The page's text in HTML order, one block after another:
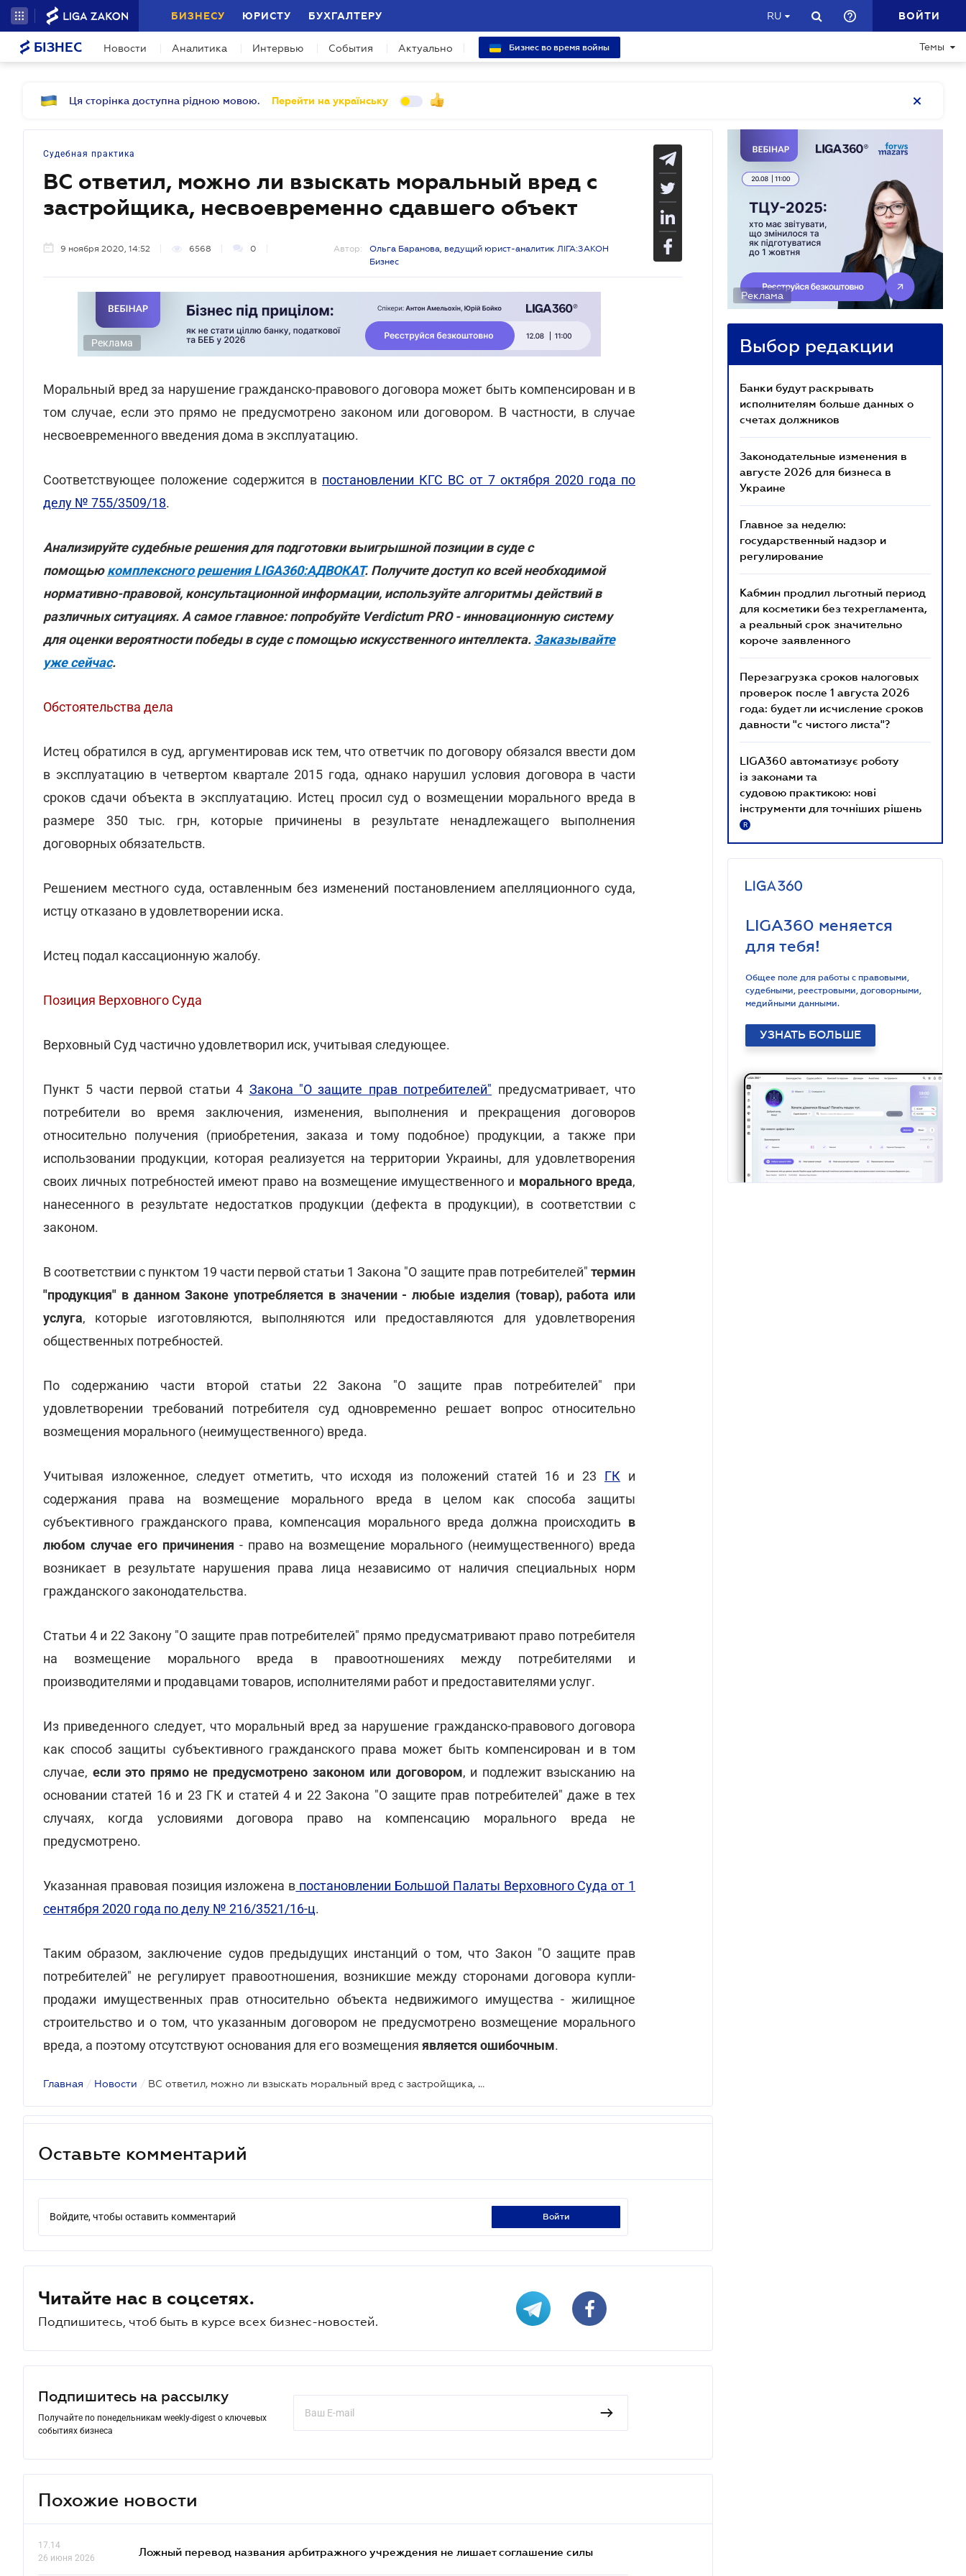
БИЗНЕСУ ЮРИСТУ БУХГАЛТЕРУ RU ВОЙТИ
БІЗНЕС Новости Аналитика Интервью События Актуально Бизнес во время войны Темы
Ця сторінка доступна рідною мовою. Перейти на українську
Судебная практика
ВС ответил, можно ли взыскать моральный вред с
застройщика, несвоевременно сдавшего объект
9 ноября 2020, 14:52 6568 0 Автор:
Ольга Баранова, ведущий юрист-аналитик ЛІГА:ЗАКОН
Бизнес
Реклама
Моральный вред за нарушение гражданско-правового договора может быть компенсирован и в
том случае, если это прямо не предусмотрено законом или договором. В частности, в случае
несвоевременного введения дома в эксплуатацию.
Соответствующее положение содержится в постановлении КГС ВС от 7 октября 2020 года по
делу № 755/3509/18.
Анализируйте судебные решения для подготовки выигрышной позиции в суде с
помощьюкомплексного решения LIGA360:АДВОКАТ. Получите доступ ко всей необходимой
нормативно-правовой, консультационной информации, используйте алгоритмы действий в
различных ситуациях. А самое главное: попробуйте Verdictum PRO - инновационную систему
для оценки вероятности победы в суде с помощью искусственного интеллекта. Заказывайте
уже сейчас.
Обстоятельства дела
Истец обратился в суд, аргументировав иск тем, что ответчик по договору обязался ввести дом
в эксплуатацию в четвертом квартале 2015 года, однако нарушил условия договора в части
сроков сдачи объекта в эксплуатацию. Истец просил суд о возмещении морального вреда в
размере 350 тыс. грн, которые причинены в результате ненадлежащего выполнения
договорных обязательств.
Решением местного суда, оставленным без изменений постановлением апелляционного суда,
истцу отказано в удовлетворении иска.
Истец подал кассационную жалобу.
Позиция Верховного Суда
Верховный Суд частично удовлетворил иск, учитывая следующее.
Пункт 5 части первой статьи 4 Закона "О защите прав потребителей" предусматривает, что
потребители во время заключения, изменения, выполнения и прекращения договоров
относительно получения (приобретения, заказа и тому подобное) продукции, а также при
использовании продукции, которая реализуется на территории Украины, для удовлетворения
своих личных потребностей имеют право на возмещение имущественного и морального вреда,
нанесенного в результате недостатков продукции (дефекта в продукции), в соответствии с
законом.
В соответствии с пунктом 19 части первой статьи 1 Закона "О защите прав потребителей" термин
"продукция" в данном Законе употребляется в значении - любые изделия (товар), работа или
услуга, которые изготовляются, выполняются или предоставляются для удовлетворения
общественных потребностей.
По содержанию части второй статьи 22 Закона "О защите прав потребителей" при
удовлетворении требований потребителя суд одновременно решает вопрос относительно
возмещения морального (неимущественного) вреда.
Учитывая изложенное, следует отметить, что исходя из положений статей 16 и 23 ГК и
содержания права на возмещение морального вреда в целом как способа защиты
субъективного гражданского права, компенсация морального вреда должна происходить в
любом случае его причинения - право на возмещение морального (неимущественного) вреда
возникает в результате нарушения права лица независимо от наличия специальных норм
гражданского законодательства.
Статьи 4 и 22 Закону "О защите прав потребителей" прямо предусматривают право потребителя
на возмещение морального вреда в правоотношениях между потребителями и
производителями и продавцами товаров, исполнителями работ и предоставителями услуг.
Из приведенного следует, что моральный вред за нарушение гражданско-правового договора
как способ защиты субъективного гражданского права может быть компенсирован и в том
случае, если это прямо не предусмотрено законом или договором, и подлежит взысканию на
основании статей 16 и 23 ГК и статей 4 и 22 Закона "О защите прав потребителей" даже в тех
случаях, когда условиями договора право на компенсацию морального вреда не
предусмотрено.
Указанная правовая позиция изложена в постановлении Большой Палаты Верховного Суда от 1
сентября 2020 года по делу № 216/3521/16-ц.
Таким образом, заключение судов предыдущих инстанций о том, что Закон "О защите прав
потребителей" не регулирует правоотношения, возникшие между сторонами договора купли-
продажи имущественных прав относительно объекта недвижимого имущества - жилищное
строительство и о том, что указанным договором не предусмотрено возмещение морального
вреда, а поэтому отсутствуют основания для его возмещения является ошибочным.
Главная / Новости / ВС ответил, можно ли взыскать моральный вред с застройщика, несвоевременно сдавшего объект
Оставьте комментарий
Войдите, чтобы оставить комментарий войти
Читайте нас в соцсетях.
Подпишитесь, чтоб быть в курсе всех бизнес-новостей.
Подпишитесь на рассылку
Получайте по понедельникам weekly-digest о ключевых
событиях бизнеса
Похожие новости
17.14
26 июня 2026
Ложный перевод названия арбитражного учреждения не лишает соглашение силы
Реклама
Выбор редакции
Банки будут раскрывать
исполнителям больше данных о
счетах должников
Законодательные изменения в
августе 2026 для бизнеса в
Украине
Главное за неделю:
государственный надзор и
регулирование
Кабмин продлил льготный период
для косметики без техрегламента,
а реальный срок значительно
короче заявленного
Перезагрузка сроков налоговых
проверок после 1 августа 2026
года: будет ли исчисление сроков
давности "с чистого листа"?
LIGA360 автоматизує роботу
із законами та
судовою практикою: нові
інструменти для точніших рішень
R
LIGA360 меняется
для тебя!
Общее поле для работы с правовыми,
судебными, реестровыми, договорными,
медийными данными.
УЗНАТЬ БОЛЬШЕ